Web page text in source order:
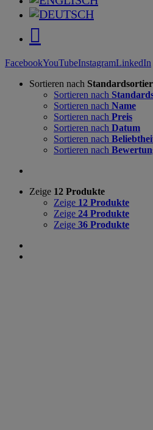
FacebookYouTubeInstagramLinkedIn
Sortieren nach
Sortieren nach
Sortieren nach Name
Sortieren nach Preis
Sortieren nach Datum
Sortieren nach
Sortieren nach
Zeige 12 Produkte
Zeige 12 Produkte
Zeige 24 Produkte
Zeige 36 Produkte